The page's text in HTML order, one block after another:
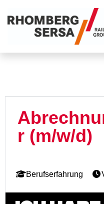
r (m/w/d)
Berufserfahrung